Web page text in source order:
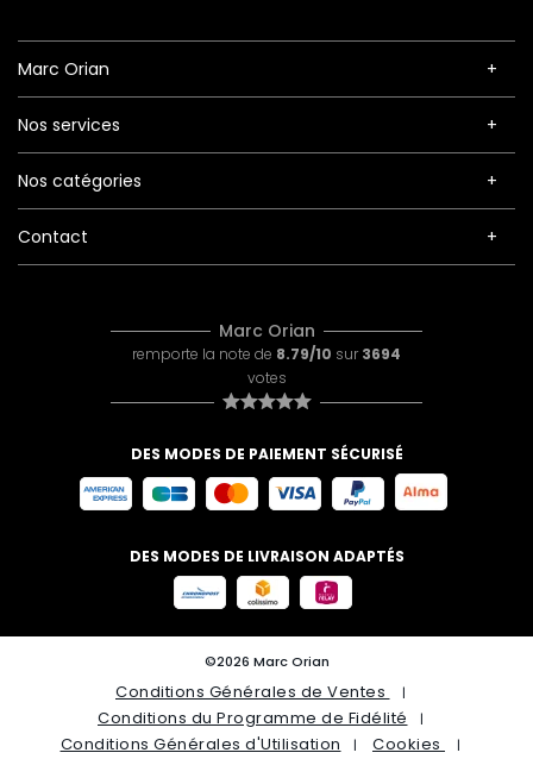
Marc Orian
Nos services
Nos catégories
Contact
Marc Orian
remporte la note de 8.79/10 sur 3694
votes
DES MODES DE PAIEMENT SÉCURISÉ
DES MODES DE LIVRAISON ADAPTÉS
©2026 Marc Orian
Conditions Générales de Ventes
Conditions du Programme de Fidélité
Conditions Générales d'Utilisation
Cookies